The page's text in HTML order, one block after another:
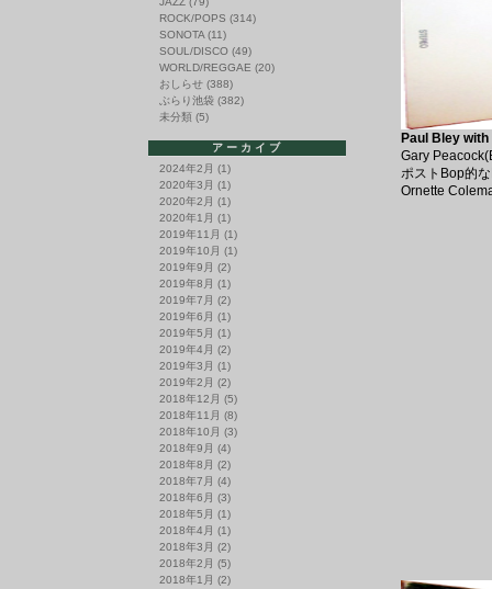
Paul Bley
Gary
ポストBop的
Ornette
ROCK/POPS (314)
SONOTA (11)
SOUL/DISCO (49)
WORLD/REGGAE (20)
おしらせ (388)
ぶらり池袋 (382)
未分類 (5)
アーカイブ
2024年2月 (1)
2020年3月 (1)
2020年2月 (1)
2020年1月 (1)
2019年11月 (1)
2019年10月 (1)
2019年9月 (2)
2019年8月 (1)
2019年7月 (2)
2019年6月 (1)
2019年5月 (1)
2019年4月 (2)
2019年3月 (1)
2019年2月 (2)
2018年12月 (5)
2018年11月 (8)
2018年10月 (3)
2018年9月 (4)
2018年8月 (2)
2018年7月 (4)
2018年6月 (3)
2018年5月 (1)
2018年4月 (1)
2018年3月 (2)
2018年2月 (5)
2018年1月 (2)